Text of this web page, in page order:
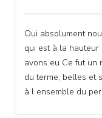
Oui absolument
qui est à la hauteur
avons eu Ce fut un
du terme, belles et
à l ensemble du